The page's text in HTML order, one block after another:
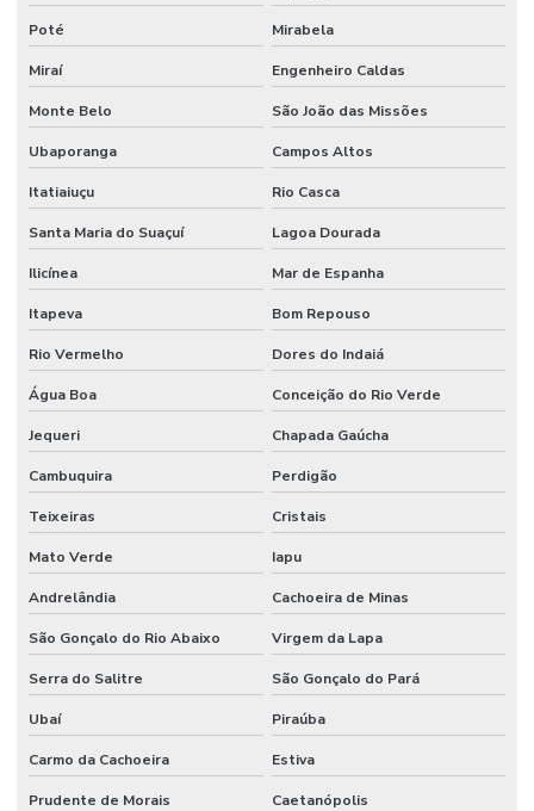
Serviços de manutenção preventiva industrial
Serviços de mão de obra
Serviços de mão de obra terceirizada
Serviços Profissionais De Manutenção Preventiva
Serviços de terceirização de mão de obra
Sistemas De Monitoramento Preditivo
Soluções de engenharia e manutenção
Soluções de engenharia para manutenção industrial
Terceirização de facilities
Terceirização de limpeza
Terceirização de manutenção predial
Terceirização de mão de obra
Terceirização de mão de obra industrial
Terceirização de mão de obra técnica
Terceirização de serviços de manutenção predial
Poté Mirabela
Miraí Engenheiro Caldas
Monte Belo São João das Missões
Ubaporanga Campos Altos
Itatiaiuçu Rio Casca
Santa Maria do Suaçuí Lagoa Dourada
Ilicínea Mar de Espanha
Itapeva Bom Repouso
Rio Vermelho Dores do Indaiá
Água Boa Conceição do Rio Verde
Jequeri Chapada Gaúcha
Cambuquira Perdigão
Teixeiras Cristais
Mato Verde Iapu
Andrelândia Cachoeira de Minas
São Gonçalo do Rio Abaixo Virgem da Lapa
Serra do Salitre São Gonçalo do Pará
Ubaí Piraúba
Carmo da Cachoeira Estiva
Prudente de Morais Caetanópolis